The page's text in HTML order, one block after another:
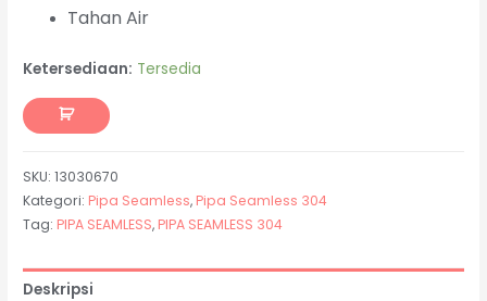
Tahan Air
Ketersediaan: Tersedia
SKU:13030670
Kategori: Pipa Seamless, Pipa Seamless 304
Tag: PIPA SEAMLESS, PIPA SEAMLESS 304
Deskripsi